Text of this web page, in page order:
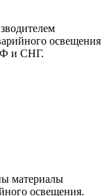
освещения
и СНГ.
материалы
освещения.